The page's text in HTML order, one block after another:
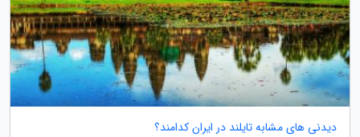
دیدنی های مشابه تایلند در ایران کدامند؟